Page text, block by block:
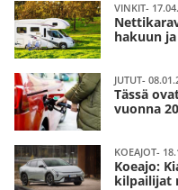
VINKIT-
hakuun
JUTUT-
Tässä
vuonna
KOEAJOT-
Koeajo:
kilpailijat